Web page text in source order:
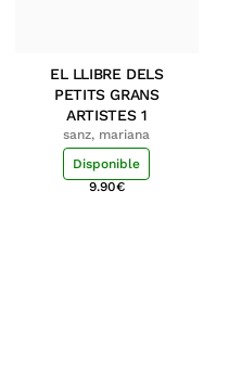
EL LLIBRE DELS
PETITS GRANS
ARTISTES 1
sanz, mariana
Disponible
9.90€